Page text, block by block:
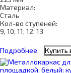
Материал:
Сталь
Кол-во ступеней:
9, 10, 11, 12, 13
Подробнее Купить